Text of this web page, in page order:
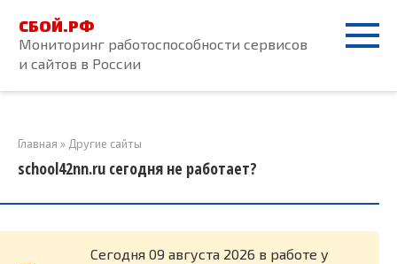
контенту
СБОЙ.РФ
Мониторинг работоспособности сервисов
и сайтов в России
Главная » Другие сайты
school42nn.ru сегодня не работает?
Cегодня 09 августа 2026 в работе у